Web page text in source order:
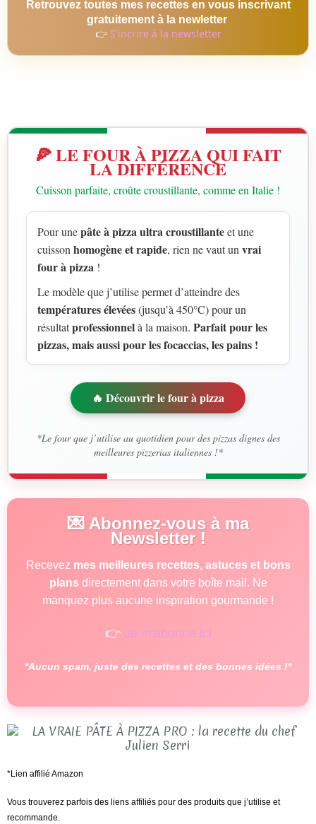
Retrouvez toutes mes recettes en vous inscrivant
gratuitement à la newletter
👉 S'incrire à la newsletter
🍕 LE FOUR À PIZZA QUI FAIT
LA DIFFÉRENCE
Cuisson parfaite, croûte croustillante, comme en Italie !
Pour unepâte à pizza ultra croustillanteet une
cuissonhomogène et rapide, rien ne vaut unvrai
four à pizza !
Le modèle que j’utilise permet d’atteindre des
températures élevées(jusqu’à 450°C) pour un
résultatprofessionnelà la maison. Parfait pour les
pizzas, mais aussi pour les focaccias, les pains !
🔥 Découvrir le four à pizza
*Le four que j’utilise au quotidien pour des pizzas dignes des
meilleures pizzerias italiennes !*
💌 Abonnez-vous à ma
Newsletter !
Recevez mes meilleures recettes, astuces et bons
plans directement dans votre boîte mail. Ne
manquez plus aucune inspiration gourmande !
👉 Je m'abonne ici
*Aucun spam, juste des recettes et des bonnes idées !*
*Lien affilié Amazon
Vous trouverez parfois des liens affiliés pour des produits que j’utilise et
recommande.